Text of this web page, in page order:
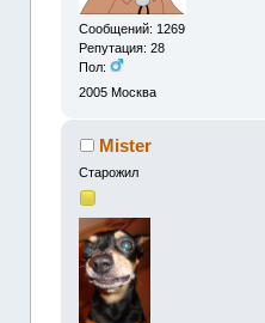
Сообщений: 1269
Репутация: 28
Пол:
2005 Москва
Mister
Старожил